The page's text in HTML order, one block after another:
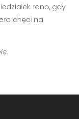
rano, gdy
chęci na